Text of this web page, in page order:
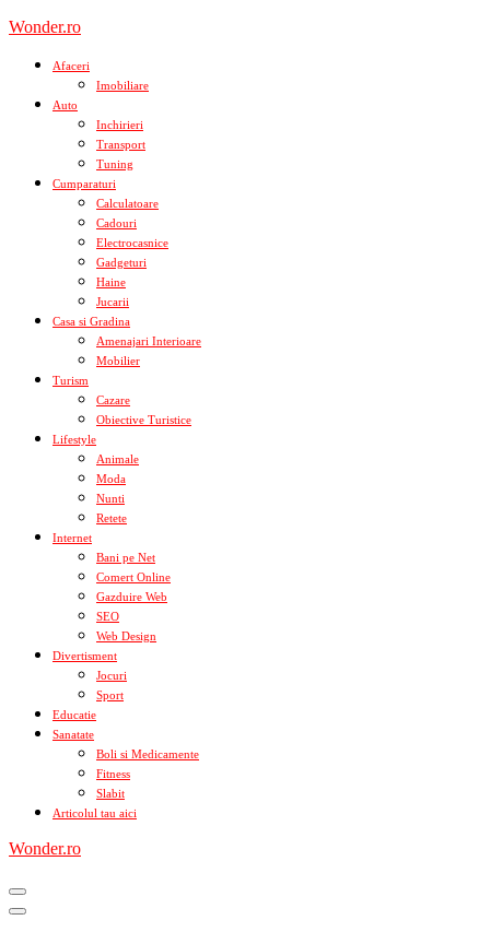
Skip
content
Wonder.ro
Afaceri
Imobiliare
Auto
Inchirieri
Transport
Tuning
Cumparaturi
Calculatoare
Cadouri
Electrocasnice
Gadgeturi
Haine
Jucarii
Casa si Gradina
Amenajari Interioare
Mobilier
Turism
Cazare
Obiective Turistice
Lifestyle
Animale
Moda
Nunti
Retete
Internet
Bani pe Net
Comert Online
Gazduire Web
SEO
Web Design
Divertisment
Jocuri
Sport
Educatie
Sanatate
Boli si Medicamente
Fitness
Slabit
Articolul tau aici
Wonder.ro